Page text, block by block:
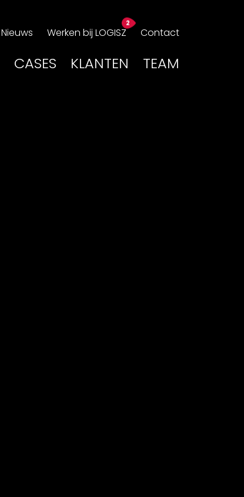
Nieuws Werken bij LOGISZ Contact
CASES KLANTEN TEAM